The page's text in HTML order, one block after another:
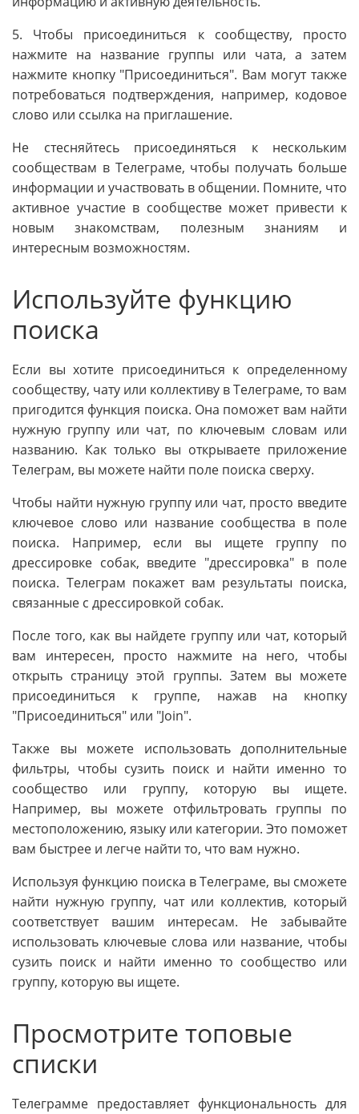
5. Чтобы присоединиться к сообществу, просто
нажмите на название группы или чата, а затем
нажмите кнопку "Присоединиться". Вам могут также
потребоваться подтверждения, например, кодовое
слово или ссылка на приглашение.
Не стесняйтесь присоединяться к нескольким
сообществам в Телеграме, чтобы получать больше
информации и участвовать в общении. Помните, что
активное участие в сообществе может привести к
новым знакомствам, полезным знаниям и
интересным возможностям.
Используйте функцию
поиска
Если вы хотите присоединиться к определенному
сообществу, чату или коллективу в Телеграме, то вам
пригодится функция поиска. Она поможет вам найти
нужную группу или чат, по ключевым словам или
названию. Как только вы открываете приложение
Телеграм, вы можете найти поле поиска сверху.
Чтобы найти нужную группу или чат, просто введите
ключевое слово или название сообщества в поле
поиска. Например, если вы ищете группу по
дрессировке собак, введите "дрессировка" в поле
поиска. Телеграм покажет вам результаты поиска,
связанные с дрессировкой собак.
После того, как вы найдете группу или чат, который
вам интересен, просто нажмите на него, чтобы
открыть страницу этой группы. Затем вы можете
присоединиться к группе, нажав на кнопку
"Присоединиться" или "Join".
Также вы можете использовать дополнительные
фильтры, чтобы сузить поиск и найти именно то
сообщество или группу, которую вы ищете.
Например, вы можете отфильтровать группы по
местоположению, языку или категории. Это поможет
вам быстрее и легче найти то, что вам нужно.
Используя функцию поиска в Телеграме, вы сможете
найти нужную группу, чат или коллектив, который
соответствует вашим интересам. Не забывайте
использовать ключевые слова или название, чтобы
сузить поиск и найти именно то сообщество или
группу, которую вы ищете.
Просмотрите топовые
списки
Телеграмме предоставляет функциональность для